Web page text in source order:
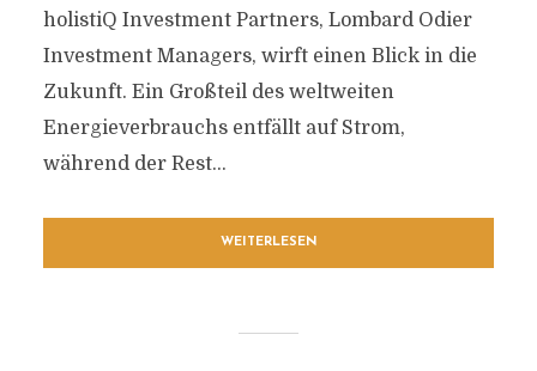
holistiQ Investment Partners, Lombard Odier
Investment Managers, wirft einen Blick in die
Zukunft. Ein Großteil des weltweiten
Energieverbrauchs entfällt auf Strom,
während der Rest...
WEITERLESEN